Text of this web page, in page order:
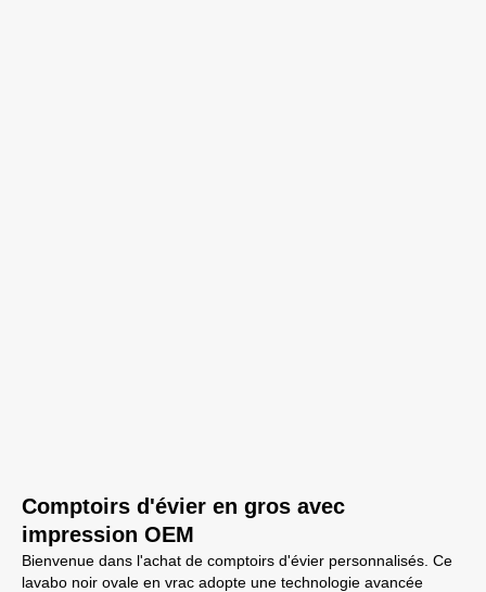
Comptoirs d'évier en gros avec
impression OEM
Bienvenue dans l'achat de comptoirs d'évier personnalisés. Ce
lavabo noir ovale en vrac adopte une technologie avancée